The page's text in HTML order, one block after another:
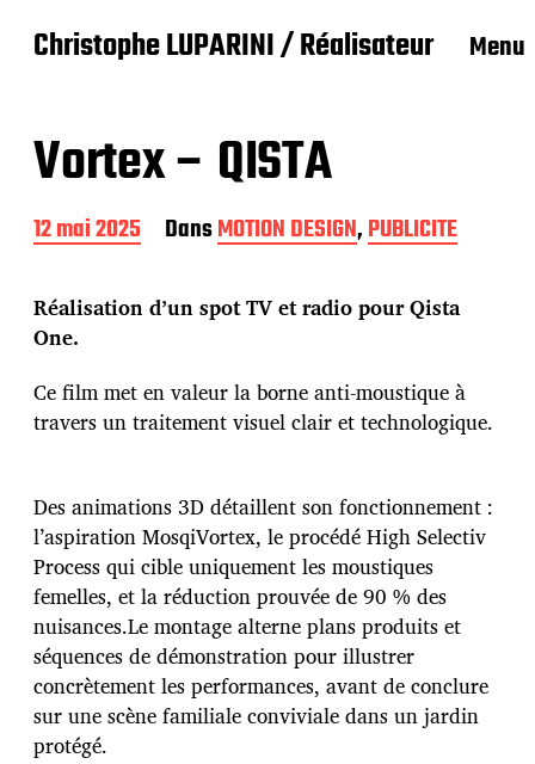
Christophe LUPARINI / Réalisateur Menu
Vortex – QISTA
D
a
e
d
e
u
b
c
a
t
i
o
n
12 mai 2025 DansMOTION DESIGN,PUBLICITE
Réalisation d’un spot TV et radio pour Qista
One.
Ce film met en valeur la borne anti-moustique à
travers un traitement visuel clair et technologique.
Des animations 3D détaillent son fonctionnement :
l’aspiration MosqiVortex, le procédé High Selectiv
Process qui cible uniquement les moustiques
femelles, et la réduction prouvée de 90 % des
nuisances.Le montage alterne plans produits et
séquences de démonstration pour illustrer
concrètement les performances, avant de conclure
sur une scène familiale conviviale dans un jardin
protégé.